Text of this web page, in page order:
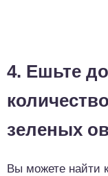
4. Ешьте
зеленых
Вы можете найти